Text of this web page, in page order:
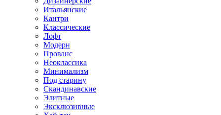
Итальянские
Кантри
Классические
Лофт
Модерн
Прованс
Неоклассика
Минимализм
Под старину
Скандинавские
Элитные
Эксклюзивные